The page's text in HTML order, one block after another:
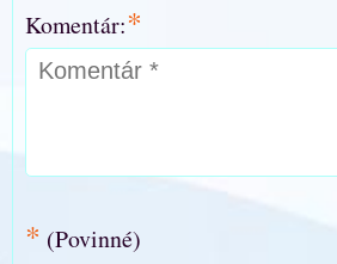
Komentár:*
* (Povinné)